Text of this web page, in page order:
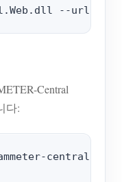
Central
다:
central --